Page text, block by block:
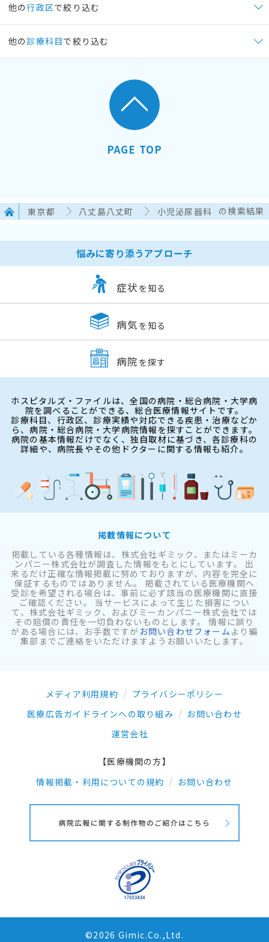
他の行政区で絞り込む
他の 診療科目で絞り込む
PAGE TOP
東京都 八丈島八丈町 小児泌尿器科 の検索結果
悩みに寄り添うアプローチ
症状 を知る
病気 を知る
病院 を探す
ホスピタルズ・ファイルは、全国の病院・総合病院・大学病
院を調べることができる、総合医療情報サイトです。
診療科目、行政区、診療実績や対応できる疾患・治療などか
ら、病院・総合病院・大学病院情報を探すことができます。
病院の基本情報だけでなく、独自取材に基づき、各診療科の
詳細や、病院長やその他ドクターに関する情報も紹介。
掲載情報について
掲載している各種情報は、株式会社ギミック、またはミーカ
ンパニー株式会社が調査した情報をもとにしています。 出
来るだけ正確な情報掲載に努めておりますが、内容を完全に
保証するものではありません。 掲載されている医療機関へ
受診を希望される場合は、事前に必ず該当の医療機関に直接
ご確認ください。 当サービスによって生じた損害につい
て、株式会社ギミック、およびミーカンパニー株式会社では
その賠償の責任を一切負わないものとします。 情報に誤り
がある場合には、お手数ですが お問い合わせフォーム より編
集部までご連絡をいただけますようお願いいたします。
メディア利用規約
プライバシーポリシー
医療広告ガイドラインへの取り組み
お問い合わせ
運営会社
【医療機関の方】
情報掲載・利用についての規約
お問い合わせ
©2026 Gimic.Co.,Ltd.